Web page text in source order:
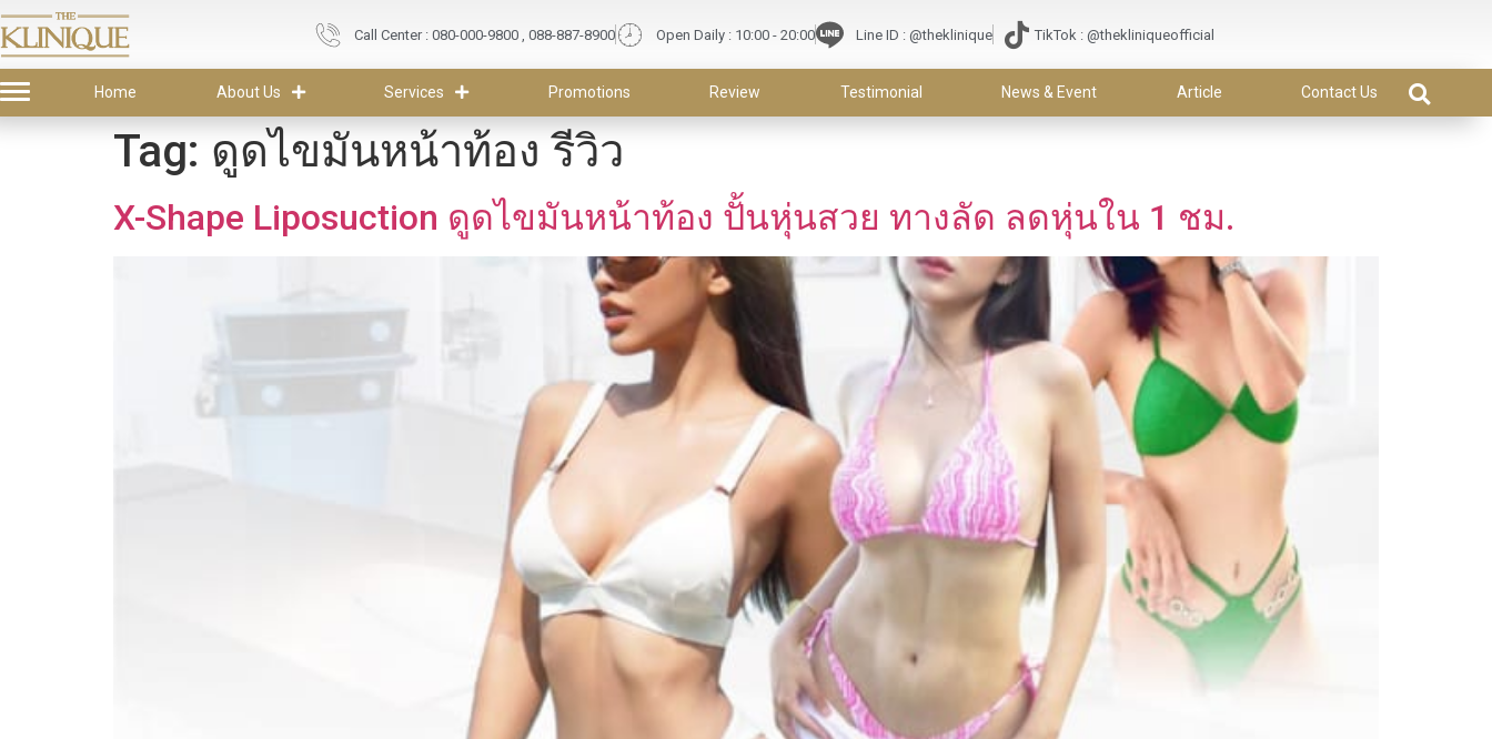
Call Center : 080-000-9800 , 088-887-8900 Open Daily : 10:00 - 20:00 Line ID : @theklinique TikTok : @thekliniqueofficial
Home About Us Services Promotions Review Testimonial News & Event Article Contact Us
Tag: ดูดไขมันหน้าท้อง รีวิว
X-Shape Liposuction ดูดไขมันหน้าท้อง ปั้นหุ่นสวย ทางลัด ลดหุ่นใน 1 ชม.